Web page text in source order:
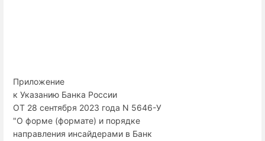
Приложение
к Указанию Банка России
ОТ 28 сентября 2023 года N 5646-У
"О форме (формате) и порядке
направления инсайдерами в Банк